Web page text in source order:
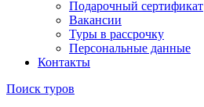
Подарочный сертификат
Вакансии
Туры в рассрочку
Персональные данные
Контакты
Поиск туров